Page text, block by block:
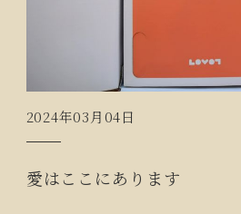
2024年03月04日
愛はここにあります